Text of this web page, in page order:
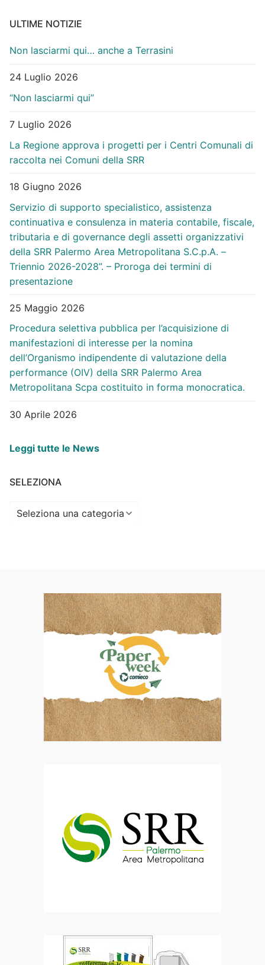
ULTIME NOTIZIE
Non lasciarmi qui… anche a Terrasini
24 Luglio 2026
“Non lasciarmi qui”
7 Luglio 2026
La Regione approva i progetti per i Centri Comunali di
raccolta nei Comuni della SRR
18 Giugno 2026
Servizio di supporto specialistico, assistenza
continuativa e consulenza in materia contabile, fiscale,
tributaria e di governance degli assetti organizzativi
della SRR Palermo Area Metropolitana S.C.p.A. –
Triennio 2026-2028”. – Proroga dei termini di
presentazione
25 Maggio 2026
Procedura selettiva pubblica per l’acquisizione di
manifestazioni di interesse per la nomina
dell’Organismo indipendente di valutazione della
performance (OIV) della SRR Palermo Area
Metropolitana Scpa costituito in forma monocratica.
30 Aprile 2026
Leggi tutte le News
SELEZIONA
Seleziona